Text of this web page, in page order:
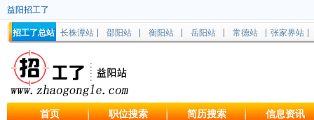
益阳招工了
招工了总站 长株潭站 邵阳站 衡阳站 岳阳站 常德站 张家界站
首页 职位搜索 简历搜索 信息资讯